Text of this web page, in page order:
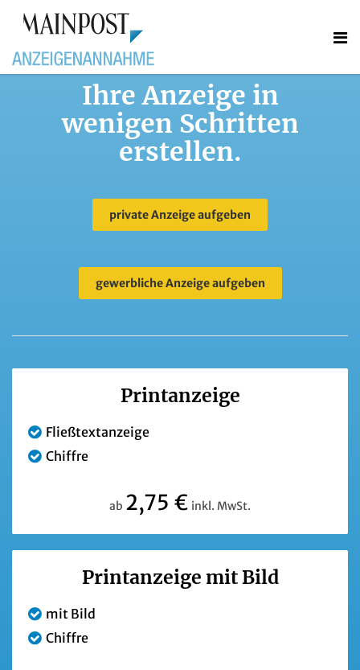
Ihre Anzeige in
wenigen Schritten
erstellen.
private Anzeige aufgeben
gewerbliche Anzeige aufgeben
Printanzeige
Fließtextanzeige
Chiffre
ab 2,75 € inkl. MwSt.
Printanzeige mit Bild
mit Bild
Chiffre